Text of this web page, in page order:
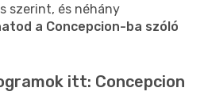
szerint, és néhány
a Concepcion-ba szóló
itt: Concepcion